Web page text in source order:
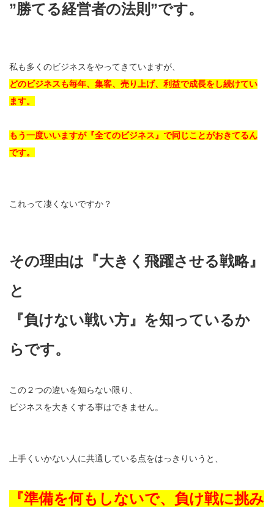
”勝てる経営者の法則”です。
私も多くのビジネスをやってきていますが、
どのビジネスも毎年、集客、売り上げ、利益で成長をし続けてい
ます。
もう一度いいますが『全てのビジネス』で同じことがおきてるん
です。
これって凄くないですか？
その理由は『大きく飛躍させる戦略』
と
『負けない戦い方』を知っているか
らです。
この２つの違いを知らない限り、
ビジネスを大きくする事はできません。
上手くいかない人に共通している点をはっきりいうと、
『準備を何もしないで、負け戦に挑み